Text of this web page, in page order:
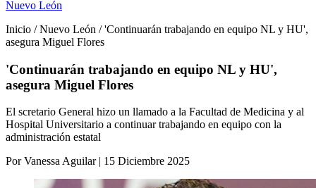
Nuevo León
Inicio / Nuevo León / 'Continuarán trabajando en equipo NL y HU',
asegura Miguel Flores
'Continuarán trabajando en equipo NL y HU',
asegura Miguel Flores
El scretario General hizo un llamado a la Facultad de Medicina y al
Hospital Universitario a continuar trabajando en equipo con la
administración estatal
Por Vanessa Aguilar | 15 Diciembre 2025